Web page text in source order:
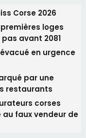
du
Exupery
Corse 2026
loges
avant 2081